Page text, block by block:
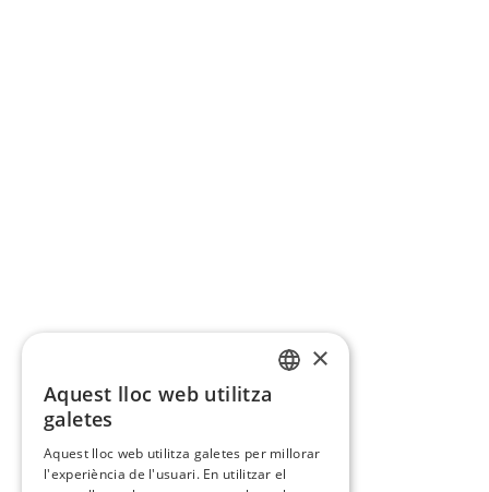
×
Aquest lloc web utilitza
galetes
Aquest lloc web utilitza galetes per millorar
l'experiència de l'usuari. En utilitzar el